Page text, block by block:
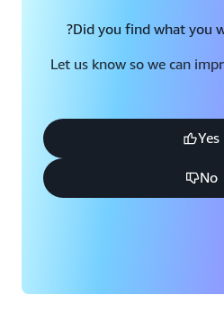
Did you find what you
Let us know so we can
Yes
No